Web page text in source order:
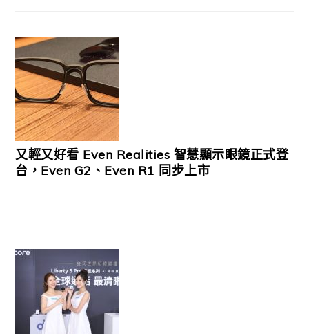
又輕又好看 Even Realities 智慧顯示眼鏡正式登
台，Even G2、Even R1 同步上市